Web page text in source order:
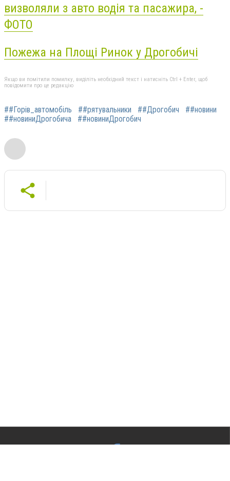
визволяли з авто водія та пасажира, -
ФОТО
Пожежа на Площі Ринок у Дрогобичі
Якщо ви помітили помилку, виділіть необхідний текст і натисніть Ctrl + Enter, щоб
повідомити про це редакцію
##Горів_автомобіль ##рятувальники ##Дрогобич
##новини
##новиниДрогобича
##новиниДрогобич